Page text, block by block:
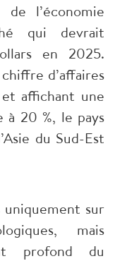
l’économie
qui devrait
en 2025.
d’affaires
affichant une
à 20 %, le pays
du Sud-Est
sur
mais
profond du